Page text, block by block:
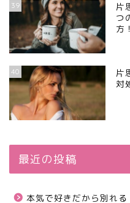
39
片
つ
方！
40
片
対
最近の投稿
本気で好きだから別れ